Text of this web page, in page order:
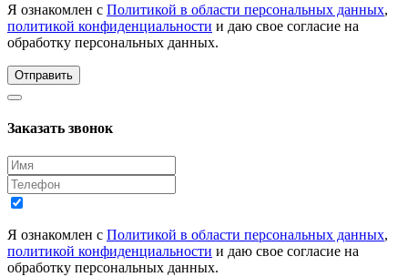
Я ознакомлен с Политикой в области персональных данных,
политикой конфиденциальности и даю свое согласие на
обработку персональных данных.
Отправить
Заказать звонок
Я ознакомлен с Политикой в области персональных данных,
политикой конфиденциальности и даю свое согласие на
обработку персональных данных.